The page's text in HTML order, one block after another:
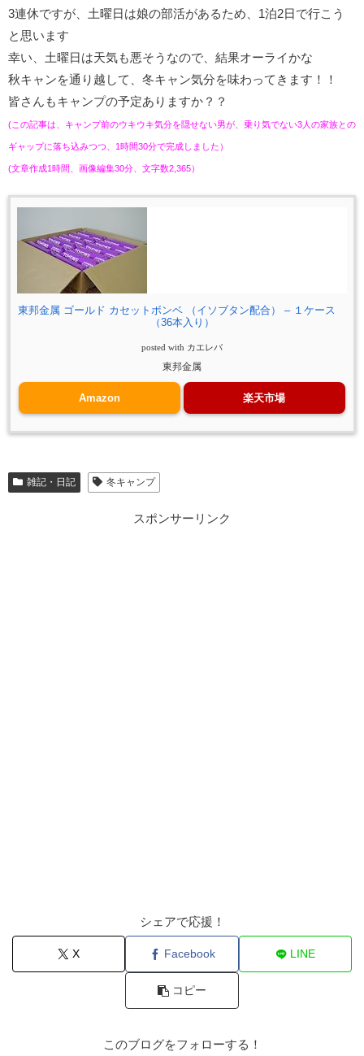
3連休ですが、土曜日は娘の部活があるため、1泊2日で行こう
と思います
幸い、土曜日は天気も悪そうなので、結果オーライかな
秋キャンを通り越して、冬キャン気分を味わってきます！！
皆さんもキャンプの予定ありますか？？
(この記事は、キャンプ前のウキウキ気分を隠せない男が、乗り気でない3人の家族との
ギャップに落ち込みつつ、1時間30分で完成しました）
(文章作成1時間、画像編集30分、文字数2,365）
東邦金属 ゴールド カセットボンベ （イソブタン配合） – １ケース
（36本入り）
posted with カエレバ
東邦金属
Amazon 楽天市場
雑記・日記 冬キャンプ
スポンサーリンク
シェアで応援！
X Facebook LINE
コピー
このブログをフォローする！